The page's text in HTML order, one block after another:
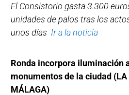
El Consistorio gasta 3.300
unidades de palos tras los
unos días Ir a la noticia
Ronda incorpora iluminación
monumentos de la ciudad (LA
MÁLAGA)